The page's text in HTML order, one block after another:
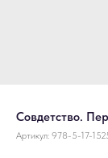
Совдетство.
Артикул: 978-5-17-